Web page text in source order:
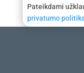
Pateikdami
privatumo